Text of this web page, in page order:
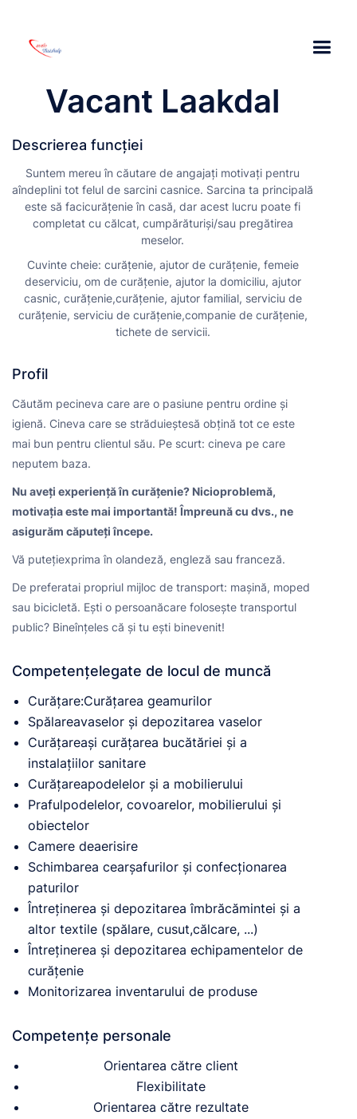
Vacant Laakdal
Descrierea funcției
Suntem mereu în căutare de angajați motivați pentru
aîndeplini tot felul de sarcini casnice. Sarcina ta principală
este să facicurățenie în casă, dar acest lucru poate fi
completat cu călcat, cumpărăturiși/sau pregătirea
meselor.
Cuvinte cheie: curățenie, ajutor de curățenie, femeie
deserviciu, om de curățenie, ajutor la domiciliu, ajutor
casnic, curățenie,curățenie, ajutor familial, serviciu de
curățenie, serviciu de curățenie,companie de curățenie,
tichete de servicii.
Profil
Căutăm pecineva care are o pasiune pentru ordine și
igienă. Cineva care se străduieștesă obțină tot ce este
mai bun pentru clientul său. Pe scurt: cineva pe care
neputem baza.
Nu aveți experiență în curățenie? Nicioproblemă,
motivația este mai importantă! Împreună cu dvs., ne
asigurăm căputeți începe.
Vă putețiexprima în olandeză, engleză sau franceză.
De preferatai propriul mijloc de transport: mașină, moped
sau bicicletă. Ești o persoanăcare folosește transportul
public? Bineînțeles că și tu ești binevenit!
Competențelegate de locul de muncă
Curățare:Curățarea geamurilor
Spălareavaselor și depozitarea vaselor
Curățareași curățarea bucătăriei și a
instalațiilor sanitare
Curățareapodelelor și a mobilierului
Prafulpodelelor, covoarelor, mobilierului și
obiectelor
Camere deaerisire
Schimbarea cearșafurilor și confecționarea
paturilor
Întreținerea și depozitarea îmbrăcămintei și a
altor textile (spălare, cusut,călcare, ...)
Întreținerea și depozitarea echipamentelor de
curățenie
Monitorizarea inventarului de produse
Competențe personale
Orientarea către client
Flexibilitate
Orientarea către rezultate